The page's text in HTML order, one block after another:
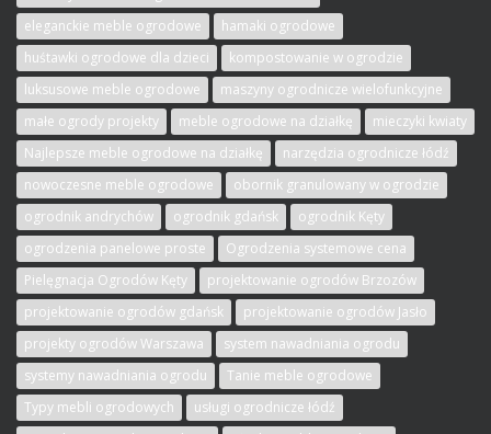
eleganckie meble ogrodowe
hamaki ogrodowe
huśtawki ogrodowe dla dzieci
kompostowanie w ogrodzie
luksusowe meble ogrodowe
maszyny ogrodnicze wielofunkcyjne
małe ogrody projekty
meble ogrodowe na działkę
mieczyki kwiaty
Najlepsze meble ogrodowe na działkę
narzędzia ogrodnicze łódź
nowoczesne meble ogrodowe
obornik granulowany w ogrodzie
ogrodnik andrychów
ogrodnik gdańsk
ogrodnik Kęty
ogrodzenia panelowe proste
Ogrodzenia systemowe cena
Pielęgnacja Ogrodów Kęty
projektowanie ogrodów Brzozów
projektowanie ogrodów gdańsk
projektowanie ogrodów Jasło
projekty ogrodów Warszawa
system nawadniania ogrodu
systemy nawadniania ogrodu
Tanie meble ogrodowe
Typy mebli ogrodowych
usługi ogrodnicze łódź